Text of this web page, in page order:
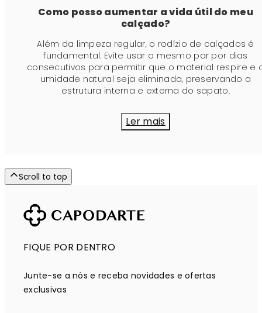
Como posso aumentar a vida útil do meu
calçado?
Além da limpeza regular, o rodízio de calçados é
fundamental. Evite usar o mesmo par por dias
consecutivos para permitir que o material respire e
umidade natural seja eliminada, preservando a
estrutura interna e externa do sapato.
Ler mais
Scroll to top
FIQUE POR DENTRO
Junte-se a nós e receba novidades e ofertas
exclusivas